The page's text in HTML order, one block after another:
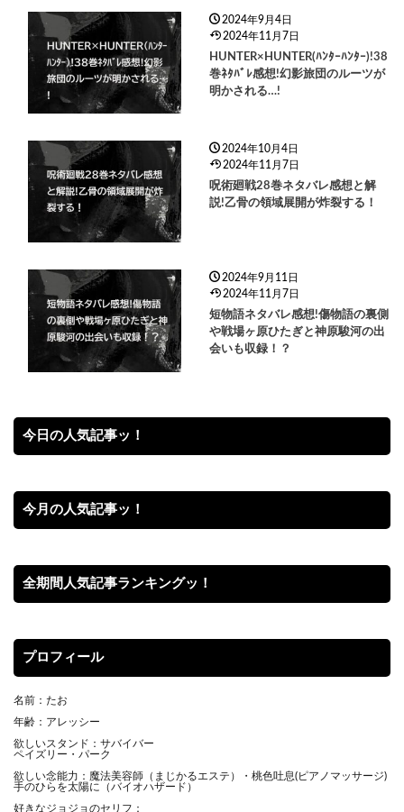
2024年9月4日
2024年11月7日
HUNTER×HUNTER(ﾊﾝﾀｰﾊﾝﾀｰ)!38
巻ﾈﾀﾊﾞﾚ感想!幻影旅団のルーツが
明かされる…!
2024年10月4日
2024年11月7日
呪術廻戦28巻ネタバレ感想と解
説!乙骨の領域展開が炸裂する！
2024年9月11日
2024年11月7日
短物語ネタバレ感想!傷物語の裏側
や戦場ヶ原ひたぎと神原駿河の出
会いも収録！？
今日の人気記事ッ！
今月の人気記事ッ！
全期間人気記事ランキングッ！
プロフィール
名前：たお
年齢：アレッシー
欲しいスタンド：サバイバー
ペイズリー・パーク
欲しい念能力：魔法美容師（まじかるエステ）・桃色吐息(ピアノマッサージ)
手のひらを太陽に（バイオハザード）
好きなジョジョのセリフ：